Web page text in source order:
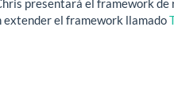
extender el framework llamado